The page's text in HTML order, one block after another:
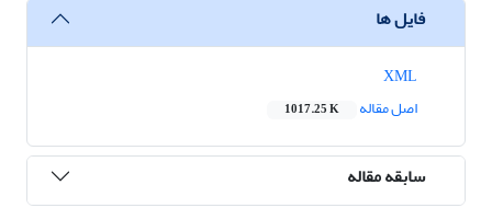
فایل ها
اصل مقاله
1017.25 K
سابقه مقاله